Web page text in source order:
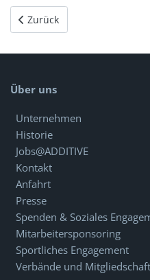
Vorheriger Beitrag: Reports
Zurück
Über uns
Unternehmen
Historie
Jobs@ADDITIVE
Kontakt
Anfahrt
Presse
Spenden & Soziales
Mitarbeitersponsoring
Sportliches Engagement
Verbände und